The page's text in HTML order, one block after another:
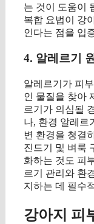
는 것이 도움이
복합 요법이 강
인다는 점을 입
4. 알레르기
알레르기가 피
인 물질을 찾아
르기가 의심될
나, 환경 알레르
변 환경을 청결
진드기 및 벼룩
화하는 것도 피
르기 관리와 환
지하는 데 필수
강아지 피